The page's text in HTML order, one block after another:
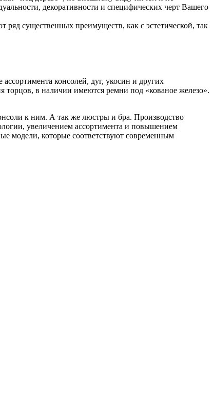
декоративности и специфических черт Вашего
существенных преимуществ, как с эстетической, так
консолей, дуг, укосин и других
торцов, в наличии имеются ремни под «кованое железо».
к ним. А так же люстры и бра. Производство
увеличением ассортимента и повышением
модели, которые соответствуют современным